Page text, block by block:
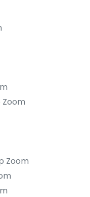
Zoom